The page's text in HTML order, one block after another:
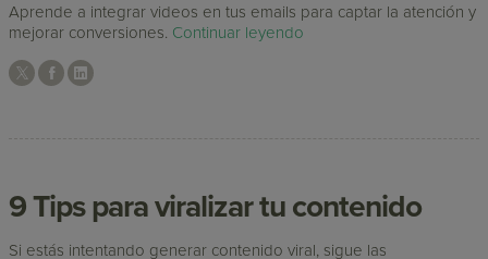
Aprende a integrar videos en tus emails para captar la atención y
mejorar conversiones. Continuar leyendo
9 Tips para viralizar tu contenido
Si estás intentando generar contenido viral, sigue las